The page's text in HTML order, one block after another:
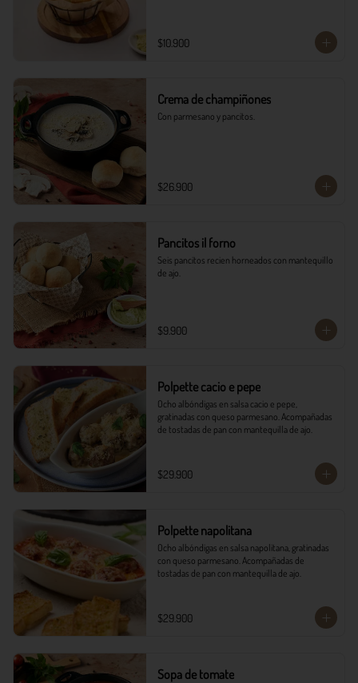
$10.900
Crema de champiñones
Con parmesano y pancitos.
$26.900
Pancitos il forno
Seis pancitos recien horneados con mantequillo
de ajo.
$9.900
Polpette cacio e pepe
Ocho albóndigas en salsa cacio e pepe,
gratinadas con queso parmesano. Acompañadas
de tostadas de pan con mantequilla de ajo.
$29.900
Polpette napolitana
Ocho albóndigas en salsa napolitana, gratinadas
con queso parmesano. Acompañadas de
tostadas de pan con mantequilla de ajo.
$29.900
Sopa de tomate